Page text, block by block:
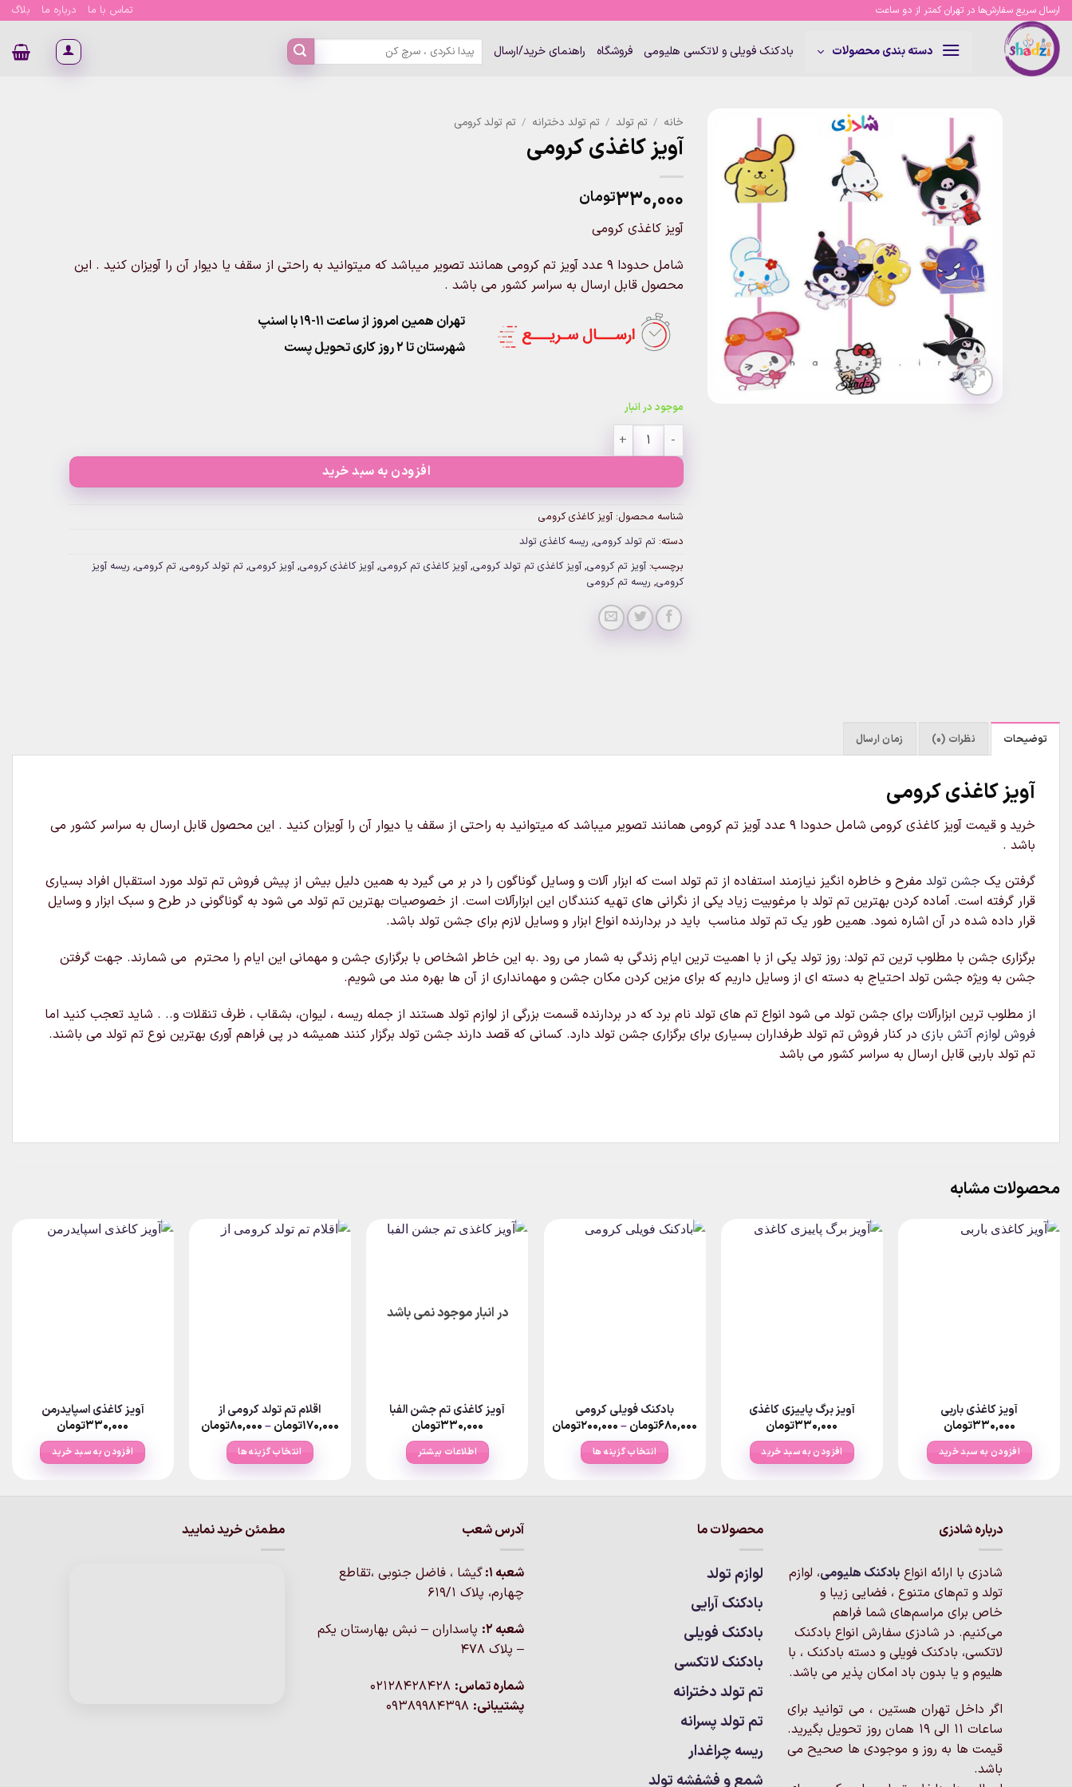
Skip
content
ارسال سریع سفارش‌ها در تهران کمتر از دو ساعت تماس با ما درباره ما بلاگ
دسته بندی محصولات بادکنک فویلی و لاتکسی هلیومی فروشگاه راهنمای خرید/ارسال
جستجو
برای:
خانه / تم تولد / تم تولد دخترانه / تم تولد کرومی
آویز کاغذی کرومی
۳۳۰,۰۰۰تومان
آویز کاغذی کرومی
شامل حدودا 9 عدد آویز تم کرومی همانند تصویر میباشد که میتوانید به راحتی از سقف یا دیوار آن را آویزان کنید . این
محصول قابل ارسال به سراسر کشور می باشد .
تهران همین امروز از ساعت ۱۱-۱۹ با اسنپ
شهرستان تا 2 روز کاری تحویل پست
موجود در انبار
آویز کاغذی کرومی عدد
افزودن به سبد خرید
شناسه محصول: آویز کاغذی کرومی
دسته: تم تولد کرومی, ریسه کاغذی تولد
برچسب: آویز تم کرومی, آویز کاغذی تم تولد کرومی, آویز کاغذی تم کرومی, آویز کاغذی کرومی, آویز کرومی, تم تولد کرومی, تم کرومی, ریسه آویز
کرومی, ریسه تم کرومی
توضیحات نظرات (0) زمان ارسال
آویز کاغذی کرومی
خرید و قیمت آویز کاغذی کرومی شامل حدودا 9 عدد آویز تم کرومی همانند تصویر میباشد که میتوانید به راحتی از سقف یا دیوار آن را آویزان کنید . این محصول قابل ارسال به سراسر کشور می
باشد .
گرفتن یک جشن تولد مفرح و خاطره انگیز نیازمند استفاده از تم تولد است که ابزار آلات و وسایل گوناگون را در بر می گیرد به همین دلیل بیش از پیش فروش تم تولد مورد استقبال افراد بسیاری
قرار گرفته است. آماده کردن بهترین تم تولد با مرغوبیت زیاد یکی از نگرانی های تهیه کنندگان این ابزارآلات است. از خصوصیات بهترین تم تولد می شود به گوناگونی در طرح و سبک ابزار و وسایل
قرار داده شده در آن اشاره نمود. همین طور یک تم تولد مناسب باید در بردارنده انواع ابزار و وسایل لازم برای جشن تولد باشد.
برگزاری جشن با مطلوب ترین تم تولد: روز تولد یکی از با اهمیت ترین ایام زندگی به شمار می رود .به این خاطر اشخاص با برگزاری جشن و مهمانی این ایام را محترم می شمارند. جهت گرفتن
جشن به ویژه جشن تولد احتیاج به دسته ای از وسایل داریم که برای مزین کردن مکان جشن و مهمانداری از آن ها بهره مند می شویم.
از مطلوب ترین ابزارآلات برای جشن تولد می شود انواع تم های تولد نام برد که در بردارنده قسمت بزرگی از لوازم تولد هستند از جمله ریسه ، لیوان، بشقاب ، ظرف تنقلات و.. . شاید تعجب کنید اما
فروش لوازم آتش بازی در کنار فروش تم تولد طرفداران بسیاری برای برگزاری جشن تولد دارد. کسانی که قصد دارند جشن تولد برگزار کنند همیشه در پی فراهم آوری بهترین نوع تم تولد می باشند.
تم تولد باربی قابل ارسال به سراسر کشور می باشد
محصولات مشابه
آویز کاغذی باربی
۳۳۰,۰۰۰تومان
افزودن به سبد خرید
آویز برگ پاییزی کاغذی
۳۳۰,۰۰۰تومان
افزودن به سبد خرید
بادکنک فویلی کرومی
۶۸۰,۰۰۰تومان– ۲۰۰,۰۰۰تومانPrice
range:
۲۰۰,۰۰۰تومان انتخاب گزینه ها
در انبار موجود نمی باشد
آویز کاغذی تم جشن الفبا
۳۳۰,۰۰۰تومان
اطلاعات بیشتر
اقلام تم تولد کرومی از
۱۷۰,۰۰۰تومان–۸۰,۰۰۰تومان
۸۰,۰۰۰تومان انتخاب گزینه ها
انواع
آویز کاغذی اسپایدرمن
۳۳۰,۰۰۰تومان
افزودن به سبد خرید
درباره شادزی
شادزی با ارائه انواع بادکنک‌ هلیومی، لوازم
تولد و تم‌های متنوع ، فضایی زیبا و
خاص برای مراسم‌های شما فراهم
می‌کنیم. در شادزی سفارش انواع بادکنک
لاتکسی، بادکنک فویلی و دسته بادکنک ، با
هلیوم و یا بدون باد امکان پذیر می باشد.
اگر داخل تهران هستین ، می توانید برای
ساعات 11 الی 19 همان روز تحویل بگیرید.
قیمت ها به روز و موجودی ها صحیح می
باشد.
محصولات ما
لوازم تولد
بادکنک آرایی
بادکنک فویلی
بادکنک لاتکسی
تم تولد دخترانه
تم تولد پسرانه
ریسه چراغدار
شمع و فشفشه تولد
آدرس شعب
شعبه 1:
گيشا ، فاضل جنوبی ،تقاطع
چهارم، پلاک 619/1
شعبه 2:
پاسداران – نبش بهارستان یکم
– پلاک ۴۷۸
شماره تماس:
پشتیبانی:
مطمئن خرید نمایید